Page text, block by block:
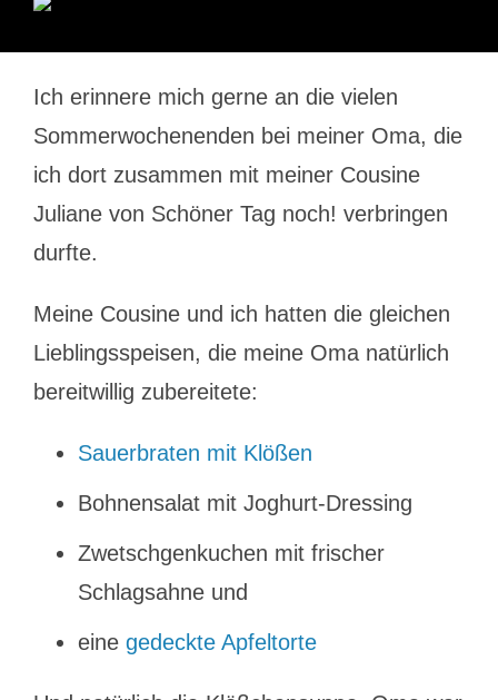
Ich erinnere mich gerne an die vielen
Sommerwochenenden bei meiner Oma, die
ich dort zusammen mit meiner Cousine
Juliane von Schöner Tag noch! verbringen
durfte.
Meine Cousine und ich hatten die gleichen
Lieblingsspeisen, die meine Oma natürlich
bereitwillig zubereitete:
Sauerbraten mit Klößen
Bohnensalat mit Joghurt-Dressing
Zwetschgenkuchen mit frischer
Schlagsahne und
eine gedeckte Apfeltorte